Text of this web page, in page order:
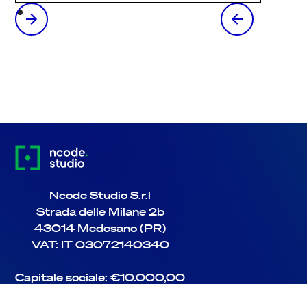
Ncode Studio S.r.l
Strada delle Milane 2b
43014 Medesano (PR)
VAT: IT 03072140340
Capitale sociale: €10.000,00